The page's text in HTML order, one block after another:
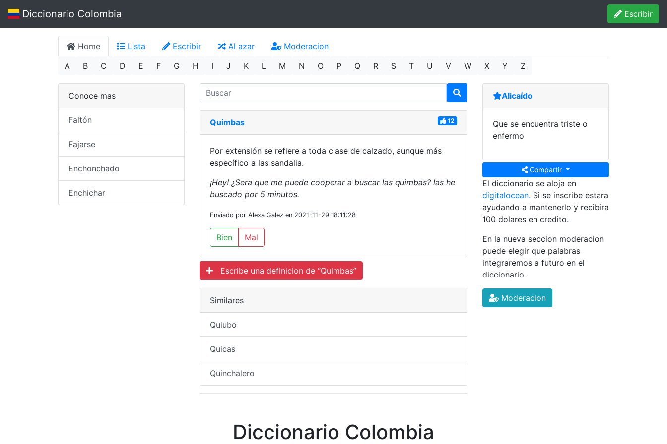
Diccionario Colombia Escribir
Home Lista Escribir Al azar
Moderacion
A
B C D E F G H I J K L M N O P Q R S T U V W X Y Z
Quimbas 12
Por extensión se refiere a toda clase de calzado, aunque más
específico a las sandalia.
¡Hey! ¿Sera que me puede cooperar a buscar las quimbas? las he
buscado por 5 minutos.
Enviado por Alexa Galez en 2021-11-29 18:11:28
Bien Mal
Escribe una definicion de “Quimbas”
Similares
Quiubo
Quicas
Quinchalero
Conoce mas
Faltón
Fajarse
Enchonchado
Enchichar
Alicaído
Que se encuentra triste o
enfermo
Compartir
El diccionario se aloja en
digitalocean. Si se inscribe estara
ayudando a mantenerlo y recibira
100 dolares en credito.
En la nueva seccion moderacion
puede elegir que palabras
integraremos a futuro en el
diccionario.
Moderacion
Diccionario Colombia